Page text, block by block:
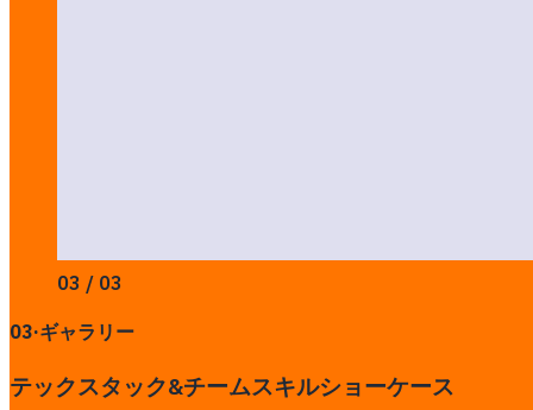
03 / 03
03·ギャラリー
テックスタック&チームスキルショーケース